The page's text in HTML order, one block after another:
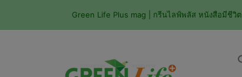
Green Life Plus mag | กรีนไลฟ์พลัส หนังสือมีชีวิต